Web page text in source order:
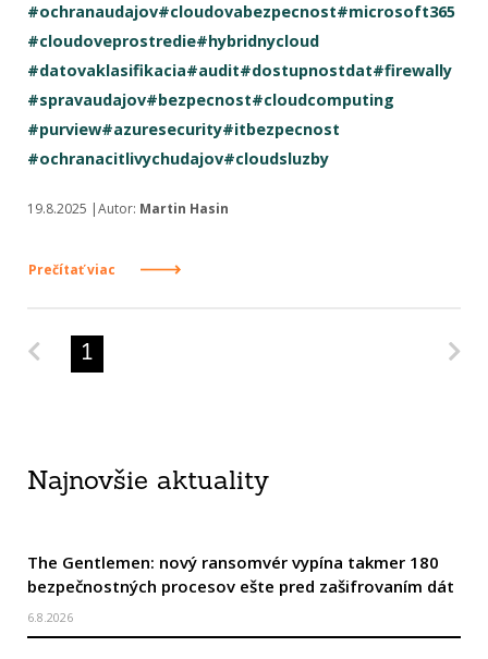
#ochranaudajov#cloudovabezpecnost#microsoft365
#cloudoveprostredie#hybridnycloud
#datovaklasifikacia#audit#dostupnostdat#firewally
#spravaudajov#bezpecnost#cloudcomputing
#purview#azuresecurity#itbezpecnost
#ochranacitlivychudajov#cloudsluzby
19.8.2025 |Autor: Martin Hasin
Prečítať viac
Predchádzajúca strana
1
Najnovšie aktuality
The Gentlemen: nový ransomvér vypína takmer 180
bezpečnostných procesov ešte pred zašifrovaním dát
6.8.2026